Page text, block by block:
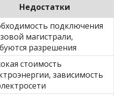
Недостатки
подключения
магистрали,
разрешения
стоимость
зависимость